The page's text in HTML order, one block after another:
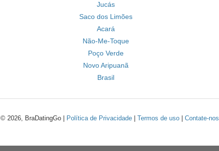
Jucás
Saco dos Limões
Acará
Não-Me-Toque
Poço Verde
Novo Aripuanã
Brasil
© 2026, BraDatingGo | Política de Privacidade| Termos de uso| Contate-nos